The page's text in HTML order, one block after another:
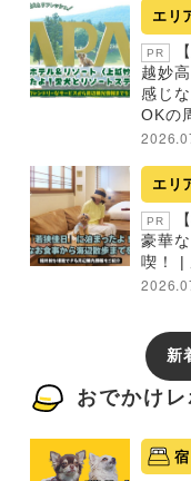
エリ
PR
越妙
感じ
OKの
エリ
PR
豪華
喫！ |
新
おでかけレ
宿